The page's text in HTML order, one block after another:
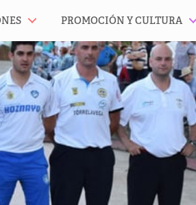
PROMOCIÓN Y CULTURA